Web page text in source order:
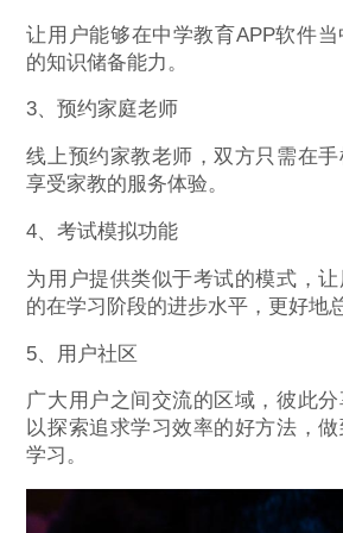
让用户能够在中学教育APP软件
的知识储备能力。
3、预约家庭老师
线上预约家教老师，双方只需在
享受家教的服务体验。
4、考试模拟功能
为用户提供类似于考试的模式，
的在学习阶段的进步水平，更好地
5、用户社区
广大用户之间交流的区域，彼此
以探索追求学习效率的好方法，
学习。